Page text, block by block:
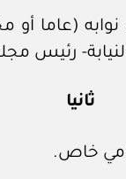
(عاما أو
رئيس
ثانيا
خاص.